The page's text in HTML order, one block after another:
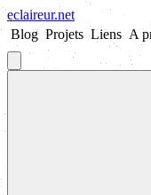
eclaireur.net
Blog Projets Liens A